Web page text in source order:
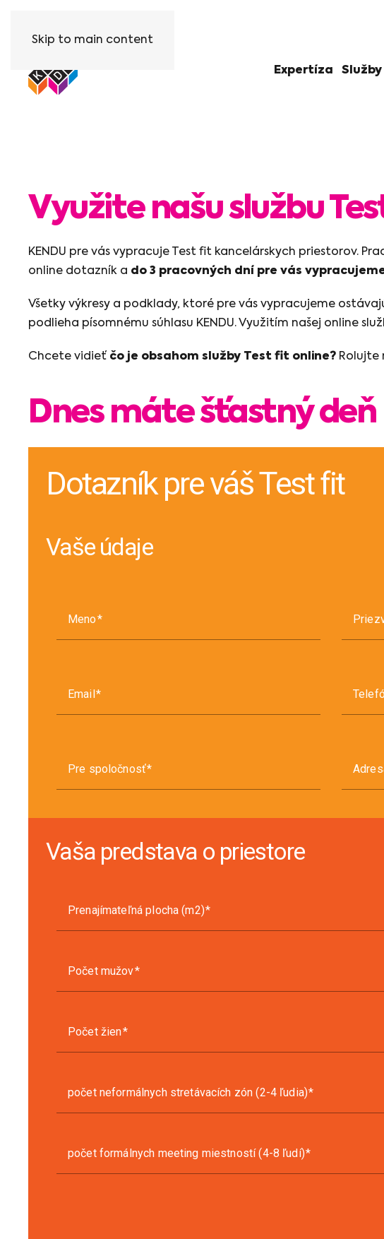
Skip to main content
Expertíza
Využite našu službu
KENDU pre vás vypracuje Test fit kancelárskych priestorov.
online dotazník a do 3 pracovných dní pre vás
Všetky výkresy a podklady, ktoré pre vás vypracujeme
podlieha písomnému súhlasu KENDU. Využitím našej online
Chcete vidieť čo je obsahom služby Test fit online? Rolujte
Dnes máte šťastný deň
Dotazník pre váš Test fit
Vaše údaje
Meno
Email
Pre spoločnosť
Vaša predstava o priestore
Prenajímateľná plocha (m2)
Počet mužov
Počet žien
počet neformálnych stretávacích zón (2-4 ľudia)
počet formálnych meeting miestností (4-8 ľudí)